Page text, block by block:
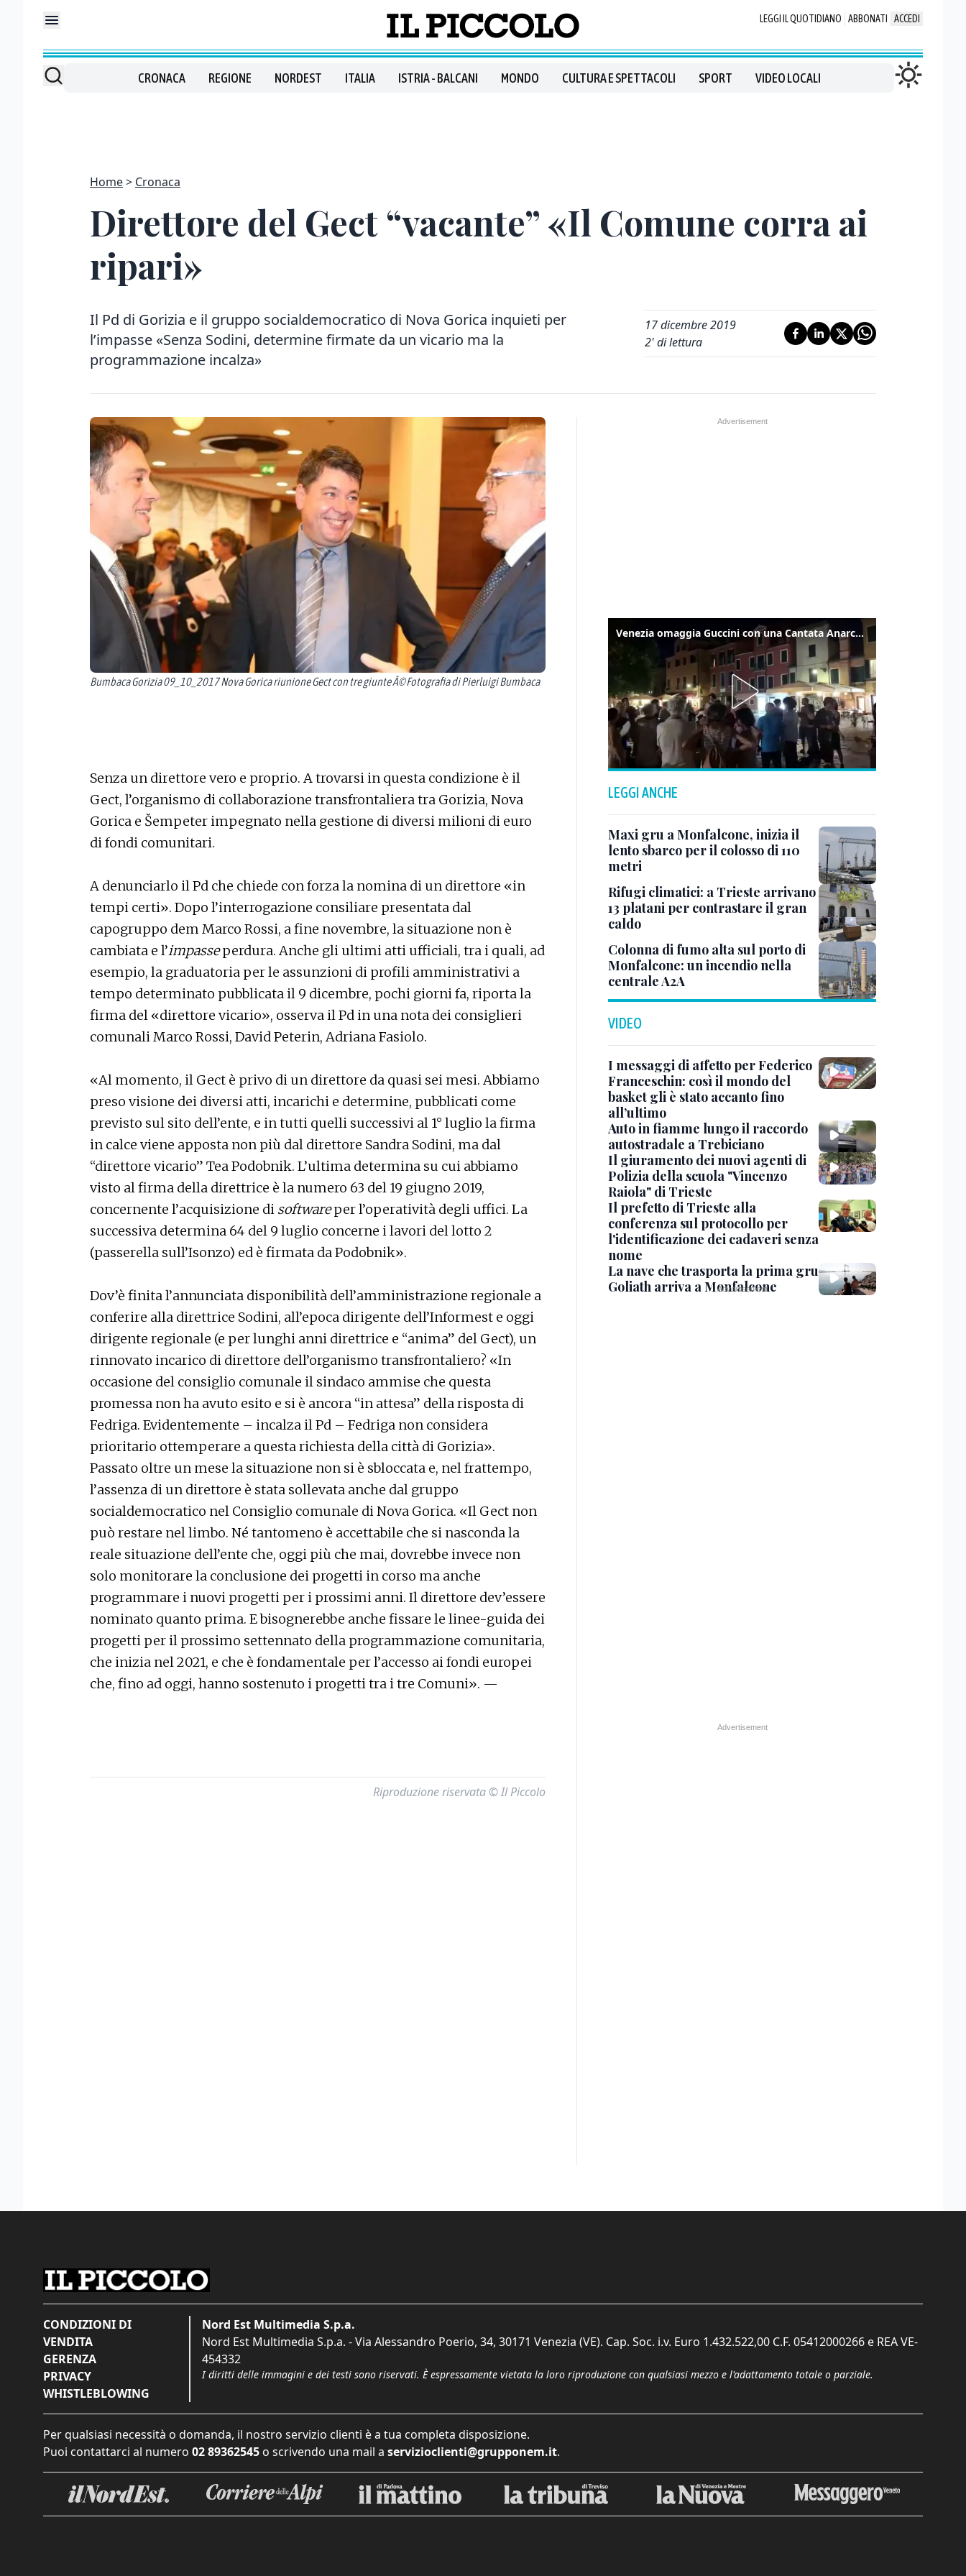
LEGGI IL QUOTIDIANO ABBONATI ACCEDI
CRONACA REGIONE NORDEST ITALIA ISTRIA - BALCANI MONDO CULTURA E SPETTACOLI SPORT VIDEO LOCALI
Home Cronaca
Direttore del Gect “vacante” «Il Comune corra ai
ripari»
Il Pd di Gorizia e il gruppo socialdemocratico di Nova Gorica inquieti per
l’impasse «Senza Sodini, determine firmate da un vicario ma la
programmazione incalza»
17 dicembre 2019
2' di lettura
Bumbaca Gorizia 09_10_2017 Nova Gorica riunione Gect con tre giunte Â© Fotografia di Pierluigi Bumbaca
Senza un direttore vero e proprio. A trovarsi in questa condizione è il
Gect, l’organismo di collaborazione transfrontaliera tra Gorizia, Nova
Gorica e Šempeter impegnato nella gestione di diversi milioni di euro
di fondi comunitari.
A denunciarlo il Pd che chiede con forza la nomina di un direttore «in
tempi certi». Dopo l’interrogazione consiliare presentata dal
capogruppo dem Marco Rossi, a fine novembre, la situazione non è
cambiata e l’impasseperdura. Anche gli ultimi atti ufficiali, tra i quali, ad
esempio, la graduatoria per le assunzioni di profili amministrativi a
tempo determinato pubblicata il 9 dicembre, pochi giorni fa, riporta la
firma del «direttore vicario», osserva il Pd in una nota dei consiglieri
comunali Marco Rossi, David Peterin, Adriana Fasiolo.
«Al momento, il Gect è privo di un direttore da quasi sei mesi. Abbiamo
preso visione dei diversi atti, incarichi e determine, pubblicati come
previsto sul sito dell’ente, e in tutti quelli successivi al 1° luglio la firma
in calce viene apposta non più dal direttore Sandra Sodini, ma dal
“direttore vicario” Tea Podobnik. L’ultima determina su cui abbiamo
visto al firma della direttrice è la numero 63 del 19 giugno 2019,
concernente l’acquisizione di softwareper l’operatività degli uffici. La
successiva determina 64 del 9 luglio concerne i lavori del lotto 2
(passerella sull’Isonzo) ed è firmata da Podobnik».
Dov’è finita l’annunciata disponibilità dell’amministrazione regionale a
conferire alla direttrice Sodini, all’epoca dirigente dell’Informest e oggi
dirigente regionale (e per lunghi anni direttrice e “anima” del Gect), un
rinnovato incarico di direttore dell’organismo transfrontaliero? «In
occasione del consiglio comunale il sindaco ammise che questa
promessa non ha avuto esito e si è ancora “in attesa” della risposta di
Fedriga. Evidentemente – incalza il Pd – Fedriga non considera
prioritario ottemperare a questa richiesta della città di Gorizia».
Passato oltre un mese la situazione non si è sbloccata e, nel frattempo,
l’assenza di un direttore è stata sollevata anche dal gruppo
socialdemocratico nel Consiglio comunale di Nova Gorica. «Il Gect non
può restare nel limbo. Né tantomeno è accettabile che si nasconda la
reale situazione dell’ente che, oggi più che mai, dovrebbe invece non
solo monitorare la conclusione dei progetti in corso ma anche
programmare i nuovi progetti per i prossimi anni. Il direttore dev’essere
nominato quanto prima. E bisognerebbe anche fissare le linee-guida dei
progetti per il prossimo settennato della programmazione comunitaria,
che inizia nel 2021, e che è fondamentale per l’accesso ai fondi europei
che, fino ad oggi, hanno sostenuto i progetti tra i tre Comuni». —
Riproduzione riservata © Il Piccolo
Venezia omaggia Guccini con una Cantata Anarchica in campo Santa Margherita
LEGGI ANCHE
Maxi gru a Monfalcone, inizia il
lento sbarco per il colosso di 110
metri
Rifugi climatici: a Trieste arrivano
13 platani per contrastare il gran
caldo
Colonna di fumo alta sul porto di
Monfalcone: un incendio nella
centrale A2A
VIDEO
I messaggi di affetto per Federico
Franceschin: così il mondo del
basket gli è stato accanto fino
all’ultimo
Auto in fiamme lungo il raccordo
autostradale a Trebiciano
Il giuramento dei nuovi agenti di
Polizia della scuola "Vincenzo
Raiola" di Trieste
Il prefetto di Trieste alla
conferenza sul protocollo per
l'identificazione dei cadaveri senza
nome
La nave che trasporta la prima gru
Goliath arriva a Monfalcone
CONDIZIONI DI
VENDITA
GERENZA
PRIVACY
WHISTLEBLOWING
Nord Est Multimedia S.p.a.
Nord Est Multimedia S.p.a. - Via Alessandro Poerio, 34, 30171 Venezia (VE). Cap. Soc. i.v. Euro 1.432.522,00 C.F. 05412000266 e REA VE-
454332
I diritti delle immagini e dei testi sono riservati. È espressamente vietata la loro riproduzione con qualsiasi mezzo e l'adattamento totale o parziale.
Per qualsiasi necessità o domanda, il nostro servizio clienti è a tua completa disposizione.
Puoi contattarci al numero 02 89362545 o scrivendo una mail a servizioclienti@grupponem.it.